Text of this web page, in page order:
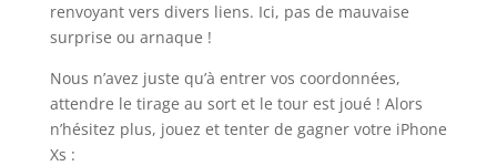
renvoyant vers divers liens. Ici, pas de mauvaise
surprise ou arnaque !
Nous n’avez juste qu’à entrer vos coordonnées,
attendre le tirage au sort et le tour est joué ! Alors
n’hésitez plus, jouez et tenter de gagner votre iPhone
Xs :